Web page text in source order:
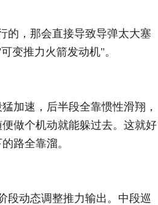
的，那会直接导致导弹太大塞
变推力火箭发动机"。
加速，后半段全靠惯性滑翔，
做个机动就能躲过去。这就好
路全靠溜。
段动态调整推力输出。中段巡